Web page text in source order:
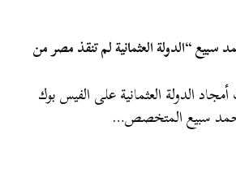
“الدولة العثمانية لم تنقذ مصر من
الدولة العثمانية على الفيس بوك
سبيع المتخصص…